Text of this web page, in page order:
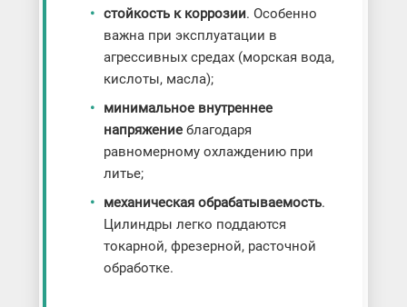
стойкость к коррозии. Особенно
важна при эксплуатации в
агрессивных средах (морская вода,
кислоты, масла);
минимальное внутреннее
напряжениеблагодаря
равномерному охлаждению при
литье;
механическая обрабатываемость.
Цилиндры легко поддаются
токарной, фрезерной, расточной
обработке.